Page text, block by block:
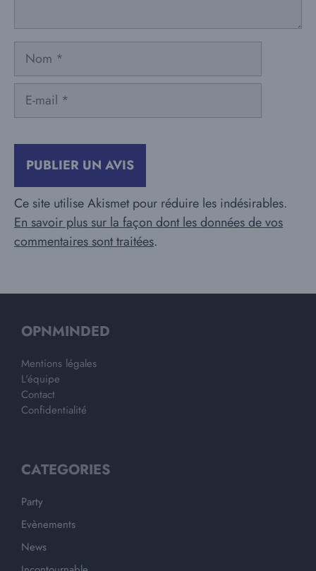
Nom
Ce site utilise Akismet pour réduire les indésirables.
En savoir plus sur la façon dont les données de vos
commentaires sont traitées.
OPNMINDED
Mentions légales
L'équipe
Contact
Confidentialité
CATEGORIES
Party
Evènements
News